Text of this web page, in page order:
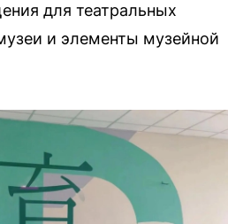
для театральных
и элементы музейной